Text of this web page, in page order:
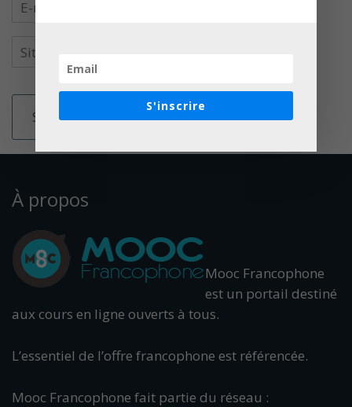
À propos
Mooc Francophone
est un portail destiné
aux cours en ligne ouverts à tous.
L’essentiel de l’offre francophone est référencée.
Mooc Francophone fait partie du réseau :
S'inscrire